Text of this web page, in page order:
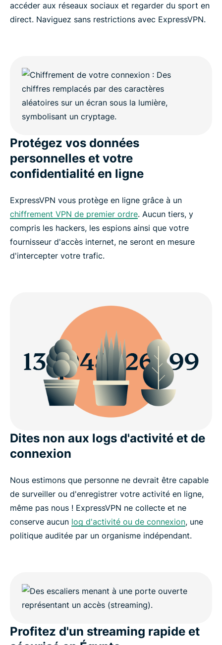
accéder aux réseaux sociaux et regarder du sport en
direct. Naviguez sans restrictions avec ExpressVPN.
Protégez vos données
personnelles et votre
confidentialité en ligne
ExpressVPN vous protège en ligne grâce à un
chiffrement VPN de premier ordre. Aucun tiers, y
compris les hackers, les espions ainsi que votre
fournisseur d'accès internet, ne seront en mesure
d'intercepter votre trafic.
Dites non aux logs d'activité et de
connexion
Nous estimons que personne ne devrait être capable
de surveiller ou d'enregistrer votre activité en ligne,
même pas nous ! ExpressVPN ne collecte et ne
conserve aucun log d'activité ou de connexion, une
politique auditée par un organisme indépendant.
Profitez d'un streaming rapide et